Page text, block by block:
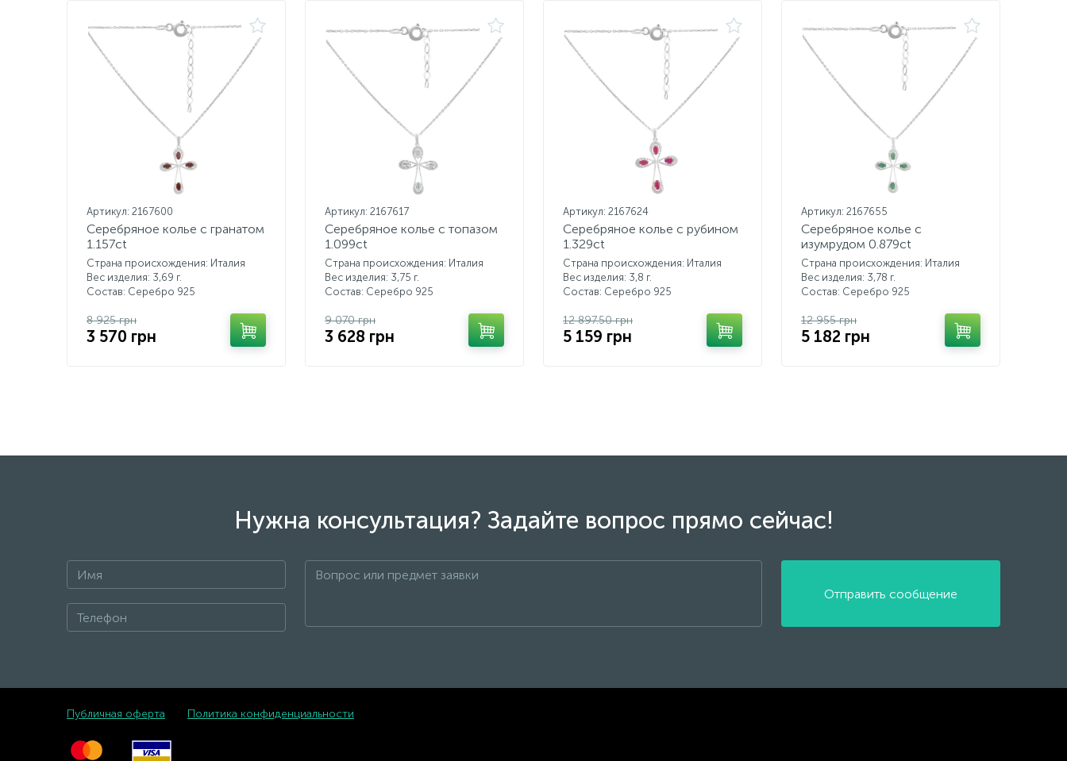
Артикул: 2167600
Серебряное колье с гранатом
1.157ct
Страна происхождения: Италия
Вес изделия: 3,69 г.
Состав: Серебро 925
8 925 грн
3 570 грн
Артикул: 2167617
Серебряное колье с топазом
1.099ct
Страна происхождения: Италия
Вес изделия: 3,75 г.
Состав: Серебро 925
9 070 грн
3 628 грн
Артикул: 2167624
Серебряное колье с рубином
1.329ct
Страна происхождения: Италия
Вес изделия: 3,8 г.
Состав: Серебро 925
12 897.50 грн
5 159 грн
Артикул: 2167655
Серебряное колье с
изумрудом 0.879ct
Страна происхождения: Италия
Вес изделия: 3,78 г.
Состав: Серебро 925
12 955 грн
5 182 грн
Нужна консультация? Задайте вопрос прямо сейчас!
Отправить сообщение
Публичная оферта Политика конфиденциальности